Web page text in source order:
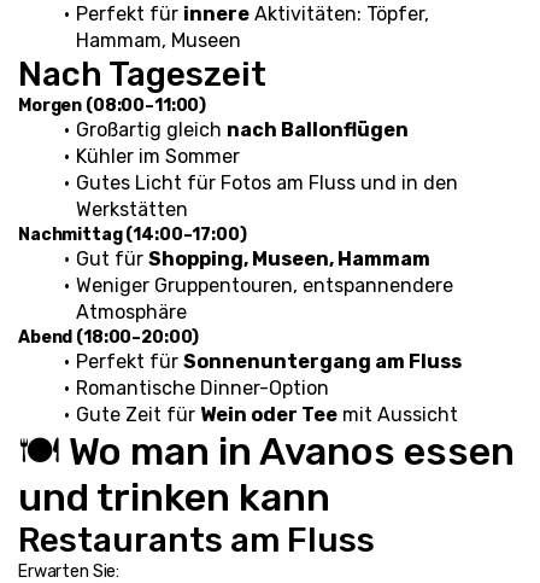
Perfekt für innere Aktivitäten: Töpfer,
Hammam, Museen
Nach Tageszeit
Morgen (08:00–11:00)
Großartig gleich nach Ballonflügen
Kühler im Sommer
Gutes Licht für Fotos am Fluss und in den
Werkstätten
Nachmittag (14:00–17:00)
Gut für Shopping, Museen, Hammam
Weniger Gruppentouren, entspannendere
Atmosphäre
Abend (18:00–20:00)
Perfekt für Sonnenuntergang am Fluss
Romantische Dinner-Option
Gute Zeit für Wein oder Tee mit Aussicht
🍽️ Wo man in Avanos essen
und trinken kann
Restaurants am Fluss
Erwarten Sie: